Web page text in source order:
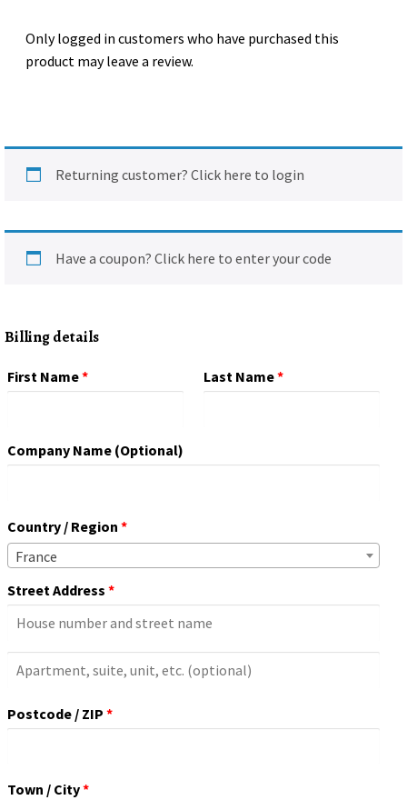
Only logged in customers who have purchased this
product may leave a review.
Returning customer? Click here to login
Have a coupon? Click here to enter your code
Billing details
First Name* Last Name*
Company Name (optional)
Country / Region *
France
Street Address *
Apartment,
Unit,
Postcode / ZIP *
Town / City*